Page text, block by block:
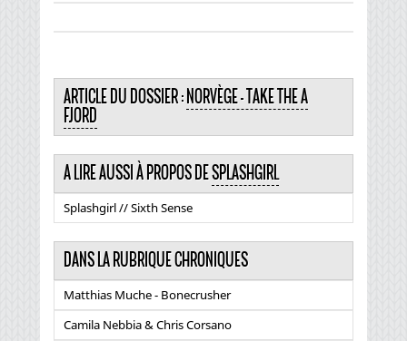
ARTICLE DU DOSSIER :NORVÈGE - TAKE THE A
FJORD
A LIRE AUSSI À PROPOS DESPLASHGIRL
Splashgirl // Sixth Sense
DANS LA RUBRIQUE CHRONIQUES
Matthias Muche - Bonecrusher
Camila Nebbia & Chris Corsano